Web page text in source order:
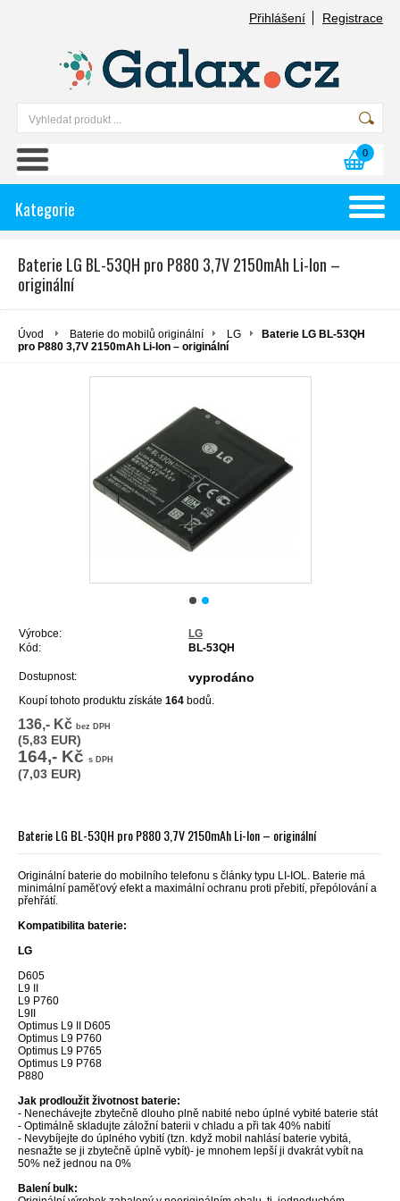
Přihlášení Registrace
0
Kategorie
Baterie LG BL-53QH pro P880 3,7V 2150mAh Li-Ion –
originální
Úvod Baterie do mobilů originální LG
Baterie LG BL-53QH
pro P880 3,7V 2150mAh Li-Ion – originální
Výrobce:
LG
Kód:
BL-53QH
Dostupnost: vyprodáno
Koupí tohoto produktu získáte 164 bodů.
136,- Kč bez DPH
(5,83 EUR)
164,- Kč s DPH
(7,03 EUR)
Baterie LG BL-53QH pro P880 3,7V 2150mAh Li-Ion – originální
Originální baterie do mobilního telefonu s články typu LI-IOL. Baterie má
minimální paměťový efekt a maximální ochranu proti přebití, přepólování a
přehřátí.
Kompatibilita baterie:
LG
D605
L9 II
L9 P760
L9II
Optimus L9 II D605
Optimus L9 P760
Optimus L9 P765
Optimus L9 P768
P880
Jak prodloužit životnost baterie:
- Nenechávejte zbytečně dlouho plně nabité nebo úplné vybité baterie stát
- Optimálně skladujte záložní baterii v chladu a při tak 40% nabití
- Nevybíjejte do úplného vybití (tzn. když mobil nahlásí baterie vybitá,
nesnažte se ji zbytečně úplně vybít)- je mnohem lepší ji dvakrát vybít na
50% než jednou na 0%
Balení bulk: